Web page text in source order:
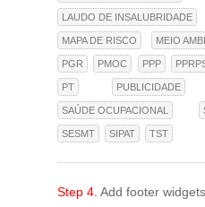
LAUDO DE INSALUBRIDADE
MAPA DE RISCO MEIO
PGR PMOC PPP
PT PUBLICIDADE
SAÚDE OCUPACIONAL
SESMT SIPAT TST
Step 4. Add footer widgets